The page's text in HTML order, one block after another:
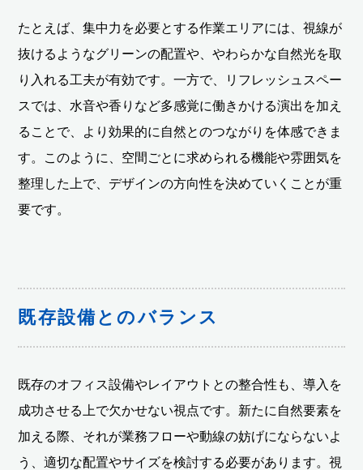
たとえば、集中力を必要とする作業エリアには、視線が
抜けるようなグリーンの配置や、やわらかな自然光を取
り入れる工夫が有効です。一方で、リフレッシュスペー
スでは、水音や香りなど多感覚に働きかける演出を加え
ることで、より効果的に自然とのつながりを体感できま
す。このように、空間ごとに求められる機能や雰囲気を
整理した上で、デザインの方向性を決めていくことが重
要です。
既存設備とのバランス
既存のオフィス設備やレイアウトとの整合性も、導入を
成功させる上で欠かせない視点です。新たに自然要素を
加える際、それが業務フローや動線の妨げにならないよ
う、適切な配置やサイズを検討する必要があります。視